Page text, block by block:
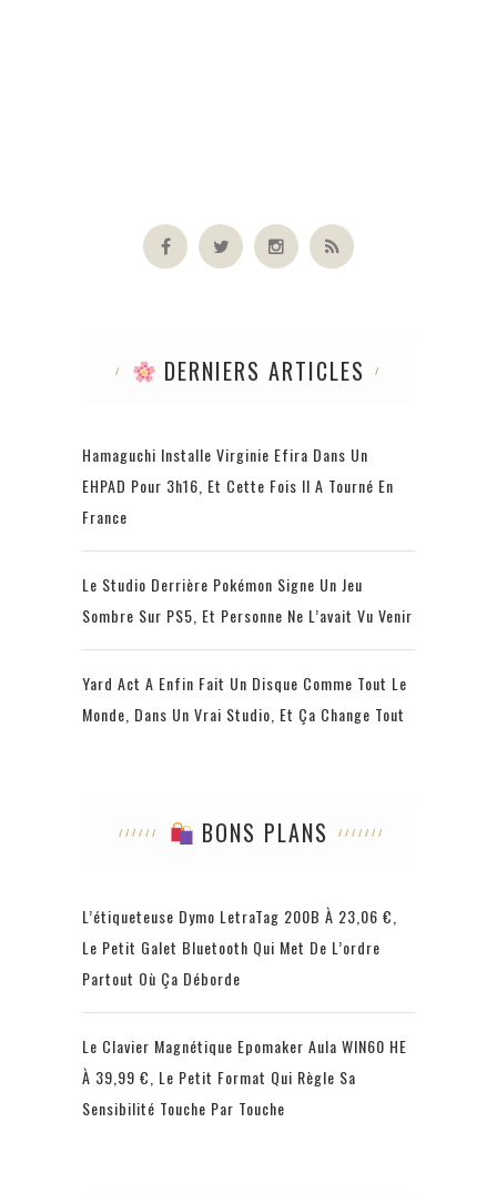
DERNIERS ARTICLES
Hamaguchi Installe Virginie Efira Dans Un
EHPAD Pour 3h16, Et Cette Fois Il A Tourné En
France
Le Studio Derrière Pokémon Signe Un Jeu
Sombre Sur PS5, Et Personne Ne L’avait Vu Venir
Yard Act A Enfin Fait Un Disque Comme Tout Le
Monde, Dans Un Vrai Studio, Et Ça Change Tout
BONS PLANS
L’étiqueteuse Dymo LetraTag 200B À 23,06 €,
Le Petit Galet Bluetooth Qui Met De L’ordre
Partout Où Ça Déborde
Le Clavier Magnétique Epomaker Aula WIN60 HE
À 39,99 €, Le Petit Format Qui Règle Sa
Sensibilité Touche Par Touche